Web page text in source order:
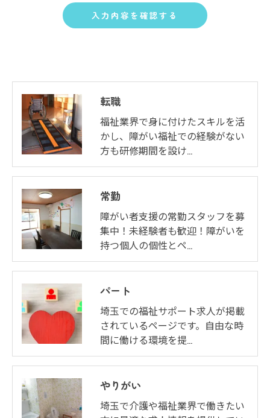
転職
福祉業界で身に付けたスキルを活
かし、障がい福祉での経験がない
方も研修期間を設け…
常勤
障がい者支援の常勤スタッフを募
集中！未経験者も歓迎！障がいを
持つ個人の個性とペ…
パート
埼玉での福祉サポート求人が掲載
されているページです。自由な時
間に働ける環境を提…
やりがい
埼玉で介護や福祉業界で働きたい